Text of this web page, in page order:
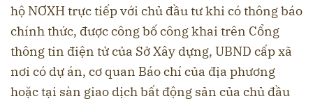
hộ NƠXH trực tiếp với chủ đầu tư khi có thông báo
chính thức, được công bố công khai trên Cổng
thông tin điện tử của Sở Xây dựng, UBND cấp xã
nơi có dự án, cơ quan Báo chí của địa phương
hoặc tại sàn giao dịch bất động sản của chủ đầu